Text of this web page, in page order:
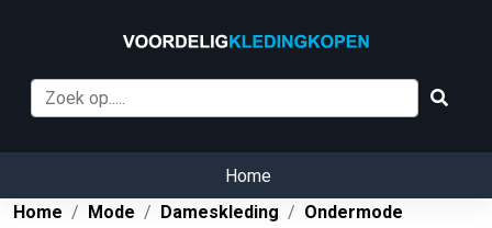
Home
Home
Mode Dameskleding
Ondermode